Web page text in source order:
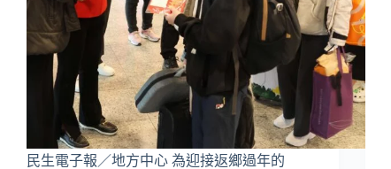
民生電子報／地方中心 為迎接返鄉過年的